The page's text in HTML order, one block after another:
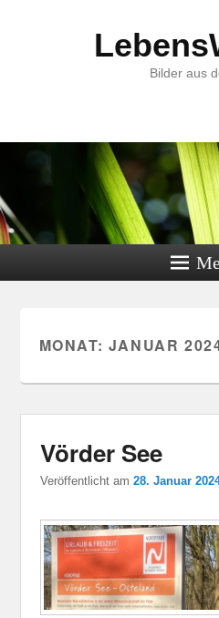
Bilder aus
MONAT: JANUAR
Vörder See
Veröffentlicht am 28. Januar